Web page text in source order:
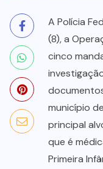
A Polícia
(8), a
cinco
município
principal
que é
Primeira